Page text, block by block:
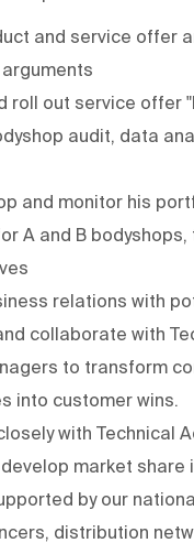
and service offer
roll out service offer
audit, data
and monitor his
A and B
relations with
collaborate with
to transform
into customer wins.
with Technical
market share
by our
distribution